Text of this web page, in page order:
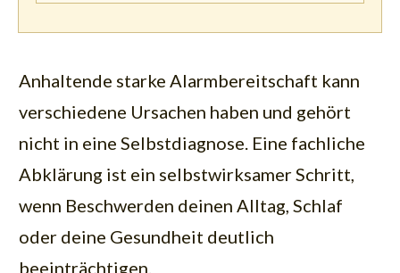
Anhaltende starke Alarmbereitschaft kann
verschiedene Ursachen haben und gehört
nicht in eine Selbstdiagnose. Eine fachliche
Abklärung ist ein selbstwirksamer Schritt,
wenn Beschwerden deinen Alltag, Schlaf
oder deine Gesundheit deutlich
beeinträchtigen.